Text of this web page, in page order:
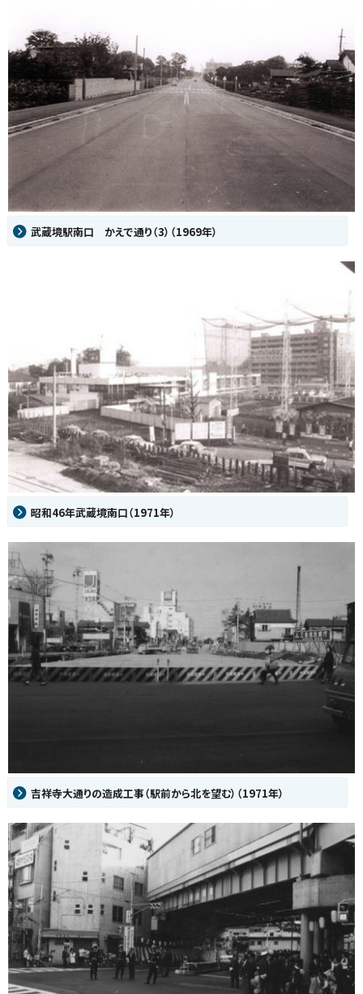
武蔵境駅南口 かえで通り（3）（1969年）
昭和46年武蔵境南口（1971年）
吉祥寺大通りの造成工事（駅前から北を望む）（1971年）